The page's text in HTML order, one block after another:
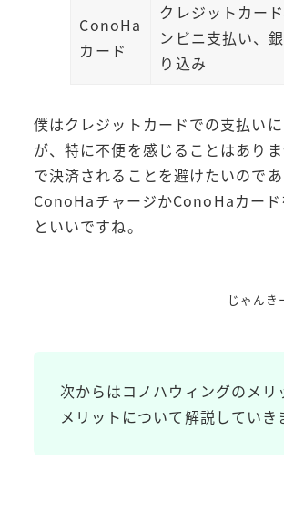
ConoHa
カード
クレジットカー
ンビニ支払い、
り込み
僕はクレジットカードでの支払い
が、特に不便を感じることはあり
で決済されることを避けたいのであ
ConoHaチャージかConoHaカード
といいですね。
じゃんき
次からはコノハウィングのメリ
メリットについて解説していき